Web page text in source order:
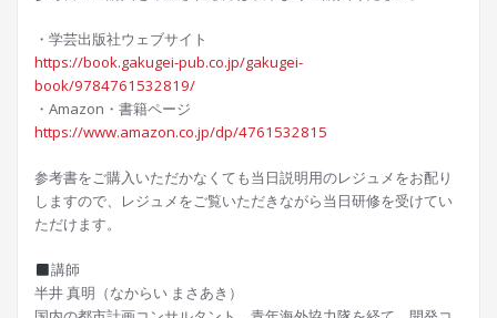
・学芸出版社ウェブサイト
https://book.gakugei-pub.co.jp/gakugei-
book/9784761532819/
・Amazon・書籍ページ
https://www.amazon.co.jp/dp/4761532815
参考書をご購入いただかなくても当日説明用のレジュメをお配り
しますので、レジュメをご覧いただきながら当日研修を受けてい
ただけます。
講師
半井 真明（なからい まさあき）